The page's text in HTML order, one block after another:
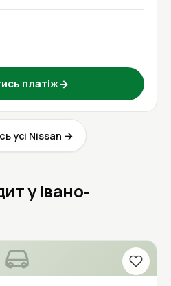
платіж→
усі Nissan →
у Івано-